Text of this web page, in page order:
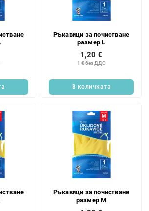
Ръкавици за почистване
размер L
1 € без ДДС
1,20 €
В количката
Ръкавици за почистване
размер M